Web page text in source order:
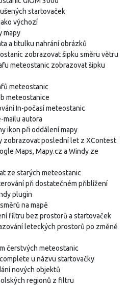
startovaček
výchozí
mapy
a titulku nahrání obrázků
zobrazovat šipku směru větru
meteostanic zobrazovat šipku
meteostanic
meteostanice
In-počasí meteostanic
mailu autora
ikon při oddálení mapy
zobrazovat poslední let z XContest
Maps, Mapy.cz a Windy ze
ze starých meteostanic
při dostatečném přiblížení
plugin
na mapě
filtru bez prostorů a startovaček
leteckých prostorů po změně
čerstvých meteostanic
u názvu startovačky
nových objektů
regionů z filtru